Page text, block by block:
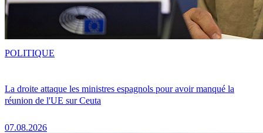
La droite attaque les ministres espagnols pour avoir manqué la
réunion de l'UE sur Ceuta
07.08.2026
POLITIQUE